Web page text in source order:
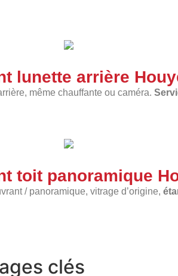
lunette arrière
même chauffante ou caméra.
toit panoramique
/ panoramique, vitrage d’origine,
clés